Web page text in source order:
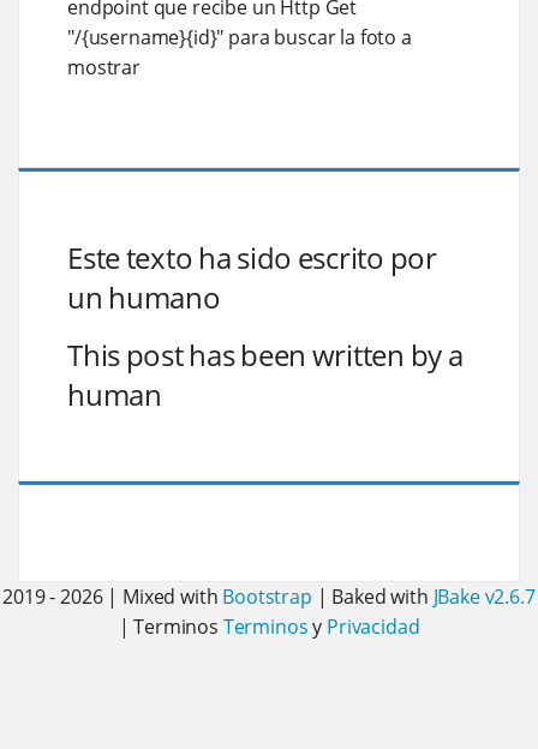
endpoint que recibe un Http Get
"/{username}{id}" para buscar la foto a
mostrar
Este texto ha sido escrito por
un humano
This post has been written by a
human
2019 - 2026 | Mixed with Bootstrap | Baked with JBake v2.6.7
| Terminos Terminosy Privacidad